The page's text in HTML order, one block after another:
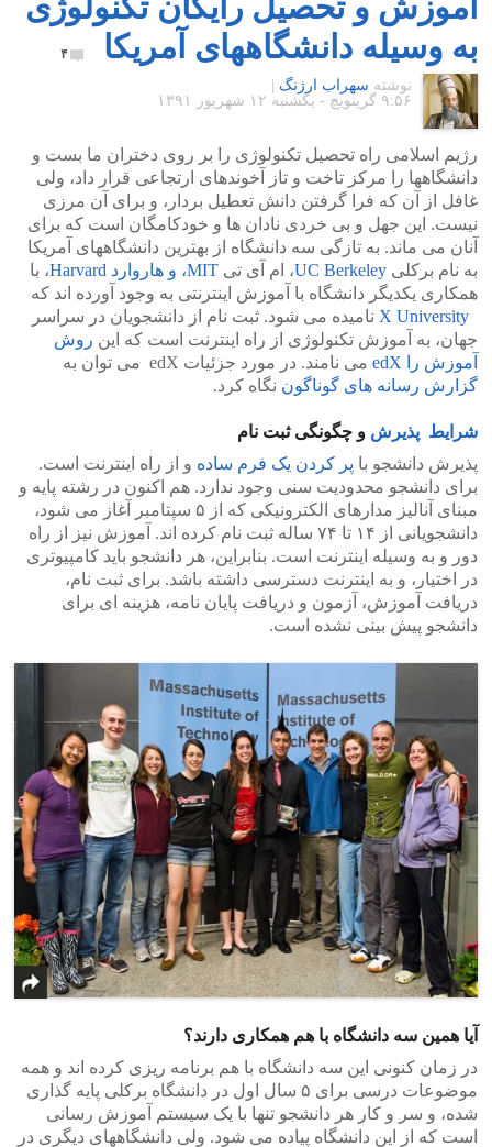
به وسیله دانشگاههای آمریکا
۴
نوشته سهراب ارژنگ
۹:۵۶ گرينويچ - یکشنبه ۱۲ شهریور ۱۳۹۱
رژیم اسلامی راه تحصیل تکنولوژی را بر روی دختران ما بست و
دانشگاهها را مرکز تاخت و تاز آخوندهای ارتجاعی قرار داد، ولی
غافل از آن که فرا گرفتن دانش تعطیل بردار، و برای آن مرزی
نیست. این جهل و بی خردی نادان ها و خودکامگان است که برای
آنان می ماند. به تازگی سه دانشگاه از بهترین دانشگاههای آمریکا
به نام برکلی UC Berkeley، ام آی تی MIT، و هاروارد Harvard
، با
همکاری یکدیگر دانشگاه با آموزش اینترنتی به وجود آورده اند که
X University نامیده می شود. ثبت نام از دانشجویان در سراسر
جهان، به آموزش تکنولوژی از راه اینترنت است که این روش
آموزش را edX
می نامند. در مورد جزئیات edX می توان به
گزارش رسانه های گوناگون نگاه کرد.
شرایط پذیرش و چگونگی ثبت نام
پذیرش دانشجو با پر کردن یک فرم ساده و از راه اینترنت است.
برای دانشجو محدودیت سنی وجود ندارد. هم اکنون در رشته پایه و
مبنای آنالیز مدارهای الکترونیکی که از ۵ سپتامبر آغاز می شود،
دانشجویانی از ۱۴ تا ۷۴ ساله ثبت نام کرده اند. آموزش نیز از راه
دور و به وسیله اینترنت است. بنابراین، هر دانشجو باید کامپیوتری
در اختیار، و به اینترنت دسترسی داشته باشد. برای ثبت نام،
دریافت آموزش، آزمون و دریافت پایان نامه، هزینه ای برای
دانشجو پیش بینی نشده است.
آیا همین سه دانشگاه با هم همکاری دارند؟
در زمان کنونی این سه دانشگاه با هم برنامه ریزی کرده اند و همه
موضوعات درسی برای ۵ سال اول در دانشگاه برکلی پایه گذاری
شده، و سر و کار هر دانشجو تنها با یک سیستم آموزش رسانی
است که از این دانشگاه پیاده می شود. ولی دانشگاههای دیگری در